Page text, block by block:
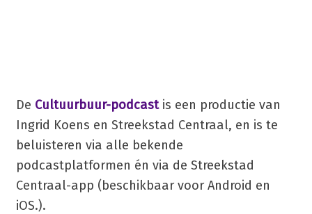
De Cultuurbuur-podcastis een productie van
Ingrid Koens en Streekstad Centraal, en is te
beluisteren via alle bekende
podcastplatformen én via de Streekstad
Centraal-app (beschikbaar voor Android en
iOS.).